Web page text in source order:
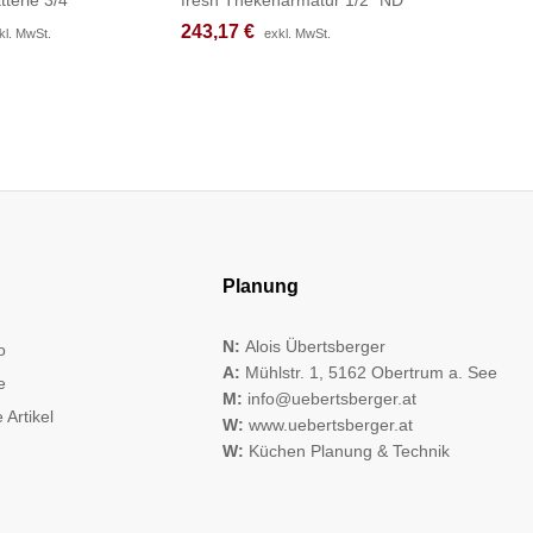
MwSt.
MwSt. 243,17 € exkl. MwSt.
243,17 € exkl. MwSt.
Artikel
Planung
N: Alois Übertsberger
A: Mühlstr. 1, 5162 Obertrum a. See
M: info@uebertsberger.at
W: www.uebertsberger.at
W: Küchen Planung & Technik